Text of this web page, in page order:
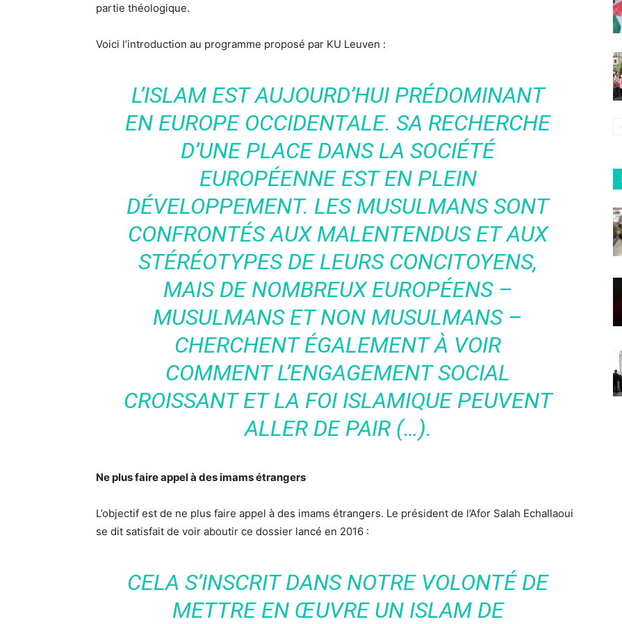
partie théologique.
Voici l’introduction au programme proposé par KU Leuven :
L’ISLAM EST AUJOURD’HUI PRÉDOMINANT
EN EUROPE OCCIDENTALE. SA RECHERCHE
D’UNE PLACE DANS LA SOCIÉTÉ
EUROPÉENNE EST EN PLEIN
DÉVELOPPEMENT. LES MUSULMANS SONT
CONFRONTÉS AUX MALENTENDUS ET AUX
STÉRÉOTYPES DE LEURS CONCITOYENS,
MAIS DE NOMBREUX EUROPÉENS –
MUSULMANS ET NON MUSULMANS –
CHERCHENT ÉGALEMENT À VOIR
COMMENT L’ENGAGEMENT SOCIAL
CROISSANT ET LA FOI ISLAMIQUE PEUVENT
ALLER DE PAIR (…).
Ne plus faire appel à des imams étrangers
L’objectif est de ne plus faire appel à des imams étrangers. Le président de l’Afor Salah Echallaoui
se dit satisfait de voir aboutir ce dossier lancé en 2016 :
CELA S’INSCRIT DANS NOTRE VOLONTÉ DE
METTRE EN ŒUVRE UN ISLAM DE